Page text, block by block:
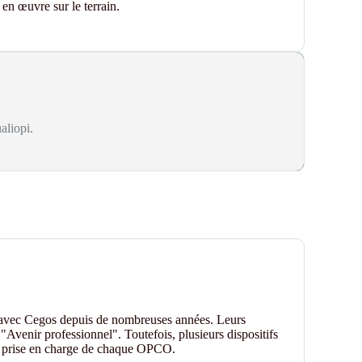
en œuvresur le terrain.
Cegos depuis de nombreuses années. Leurs
professionnel". Toutefois, plusieurs dispositifs
en charge de chaque OPCO.